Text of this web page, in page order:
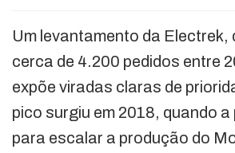
Um levantamento da Electrek,
cerca de 4.200 pedidos entre
expõe viradas claras de
pico surgiu em 2018, quando
para escalar a produção do